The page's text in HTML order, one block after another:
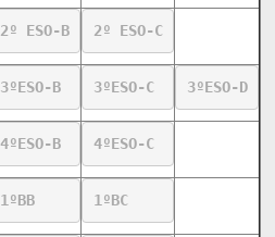
2º ESO-B 2º ESO-C
3ºESO-B 3ºESO-C 3ºESO-D
4ºESO-B 4ºESO-C
1ºBB 1ºBC